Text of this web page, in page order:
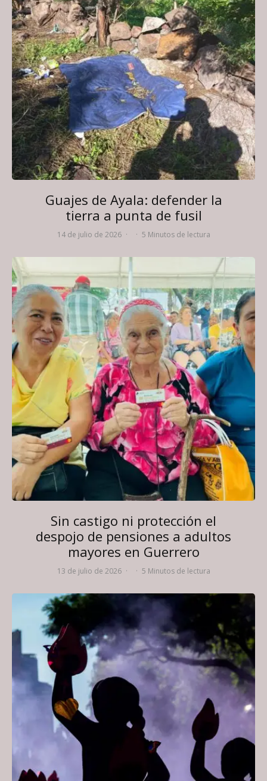
Guajes de Ayala: defender la
tierra a punta de fusil
14 de julio de 2026 · · 5 Minutos de lectura
Sin castigo ni protección el
despojo de pensiones a adultos
mayores en Guerrero
13 de julio de 2026 · · 5 Minutos de lectura